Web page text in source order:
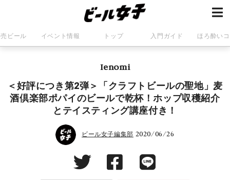
ビール イベント情報 トップ 入門ガイド ほろ酔い
Ienomi
＜好評につき第2弾＞「クラフトビールの聖地」麦
酒倶楽部ポパイのビールで乾杯！ホップ収穫紹介
とテイスティング講座付き！
ビール女子編集部 2020/06/26